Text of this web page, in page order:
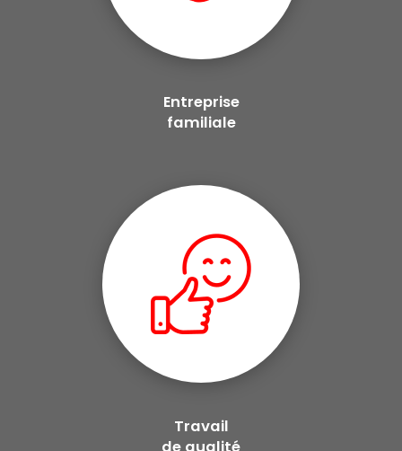
Entreprise
familiale
Travail
de qualité